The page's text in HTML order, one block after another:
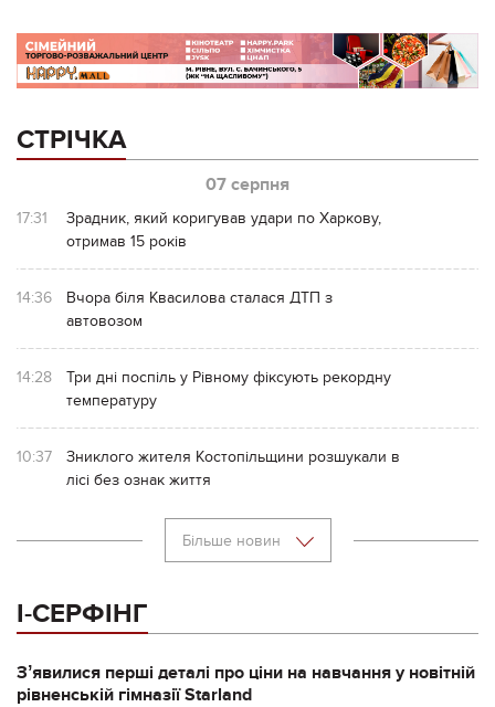
СТРІЧКА
07 серпня
17:31
Зрадник, який коригував удари по Харкову,
отримав 15 років
14:36
Вчора біля Квасилова сталася ДТП з
автовозом
14:28
Три дні поспіль у Рівному фіксують рекордну
температуру
10:37
Зниклого жителя Костопільщини розшукали в
лісі без ознак життя
Більше новин
І-СЕРФІНГ
Зʼявилися перші деталі про ціни на навчання у новітній
рівненській гімназії Starland